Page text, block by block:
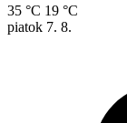
35 °C 19 °C
piatok 7. 8.